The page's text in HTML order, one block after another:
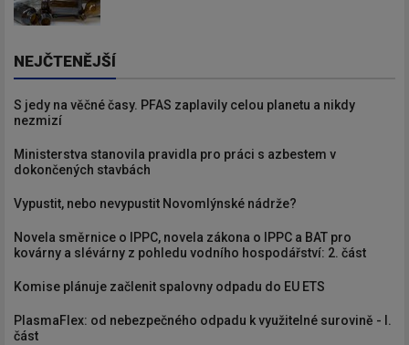
NEJČTENĚJŠÍ
S jedy na věčné časy. PFAS zaplavily celou planetu a nikdy
nezmizí
Ministerstva stanovila pravidla pro práci s azbestem v
dokončených stavbách
Vypustit, nebo nevypustit Novomlýnské nádrže?
Novela směrnice o IPPC, novela zákona o IPPC a BAT pro
kovárny a slévárny z pohledu vodního hospodářství: 2. část
Komise plánuje začlenit spalovny odpadu do EU ETS
PlasmaFlex: od nebezpečného odpadu k využitelné surovině - I.
část